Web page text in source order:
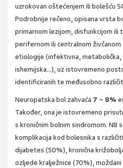
uzrokovan oštećenjem ili bolešću
Podrobnije rečeno, opisana vrsta
primarnom lezijom, disfunkcijom ili
perifernom ili centralnom
etiologije (infektivna, metabolička,
ishemijska…), uz istovremeno
identificiranih te međusobno
Neuropatska bol zahvaća 7 − 8%
Također, ona je istovremeno
s kroničnim bolnim sindromom. NB
komplikacija kod bolesnika s
dijabetes (50%), kronična
ozljede kralježnice (70%), moždani